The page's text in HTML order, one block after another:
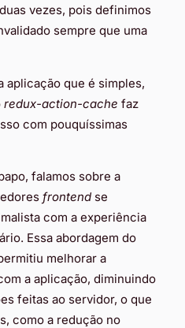
vezes, pois definimos
sempre que uma
aplicação que é simples,
redux-action-cache faz
com pouquíssimas
falamos sobre a
frontend se
com a experiência
Essa abordagem do
melhorar a
a aplicação, diminuindo
feitas ao servidor, o que
como a redução no